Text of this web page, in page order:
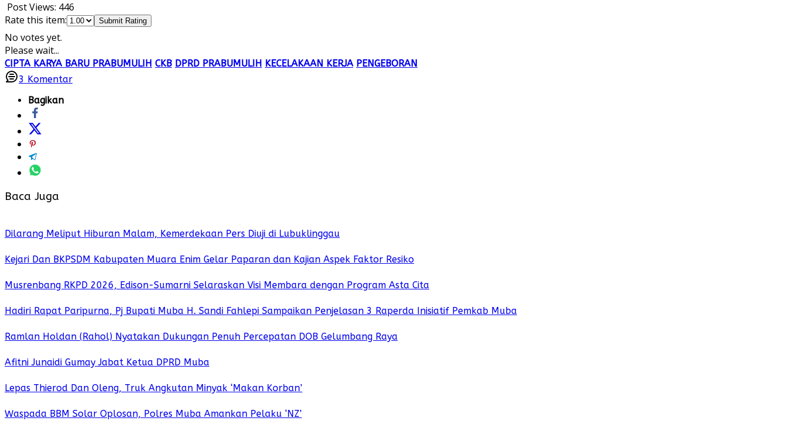
Post Views: 446
Rate this item:
Submit Rating
No votes yet.
Please wait...
CIPTA KARYA BARU PRABUMULIH CKB DPRD PRABUMULIH KECELAKAAN KERJA PENGEBORAN
3 Komentar
Bagikan
Baca Juga
Dilarang Meliput Hiburan Malam, Kemerdekaan Pers Diuji di Lubuklinggau
Kejari Dan BKPSDM Kabupaten Muara Enim Gelar Paparan dan Kajian Aspek Faktor Resiko
Musrenbang RKPD 2026, Edison-Sumarni Selaraskan Visi Membara dengan Program Asta Cita
Hadiri Rapat Paripurna, Pj Bupati Muba H. Sandi Fahlepi Sampaikan Penjelasan 3 Raperda Inisiatif Pemkab Muba
Ramlan Holdan (Rahol) Nyatakan Dukungan Penuh Percepatan DOB Gelumbang Raya
Afitni Junaidi Gumay Jabat Ketua DPRD Muba
Lepas Thierod Dan Oleng, Truk Angkutan Minyak ‘Makan Korban’
Waspada BBM Solar Oplosan, Polres Muba Amankan Pelaku ‘NZ’